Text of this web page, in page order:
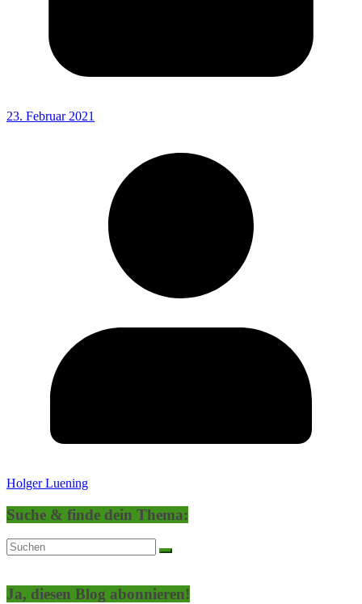
23. Februar 2021
Holger Luening
Suche & finde dein Thema:
Ja, diesen Blog abonnieren!